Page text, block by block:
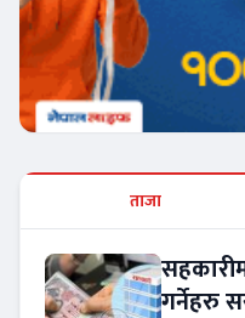
ताजा
गर्नेहरु